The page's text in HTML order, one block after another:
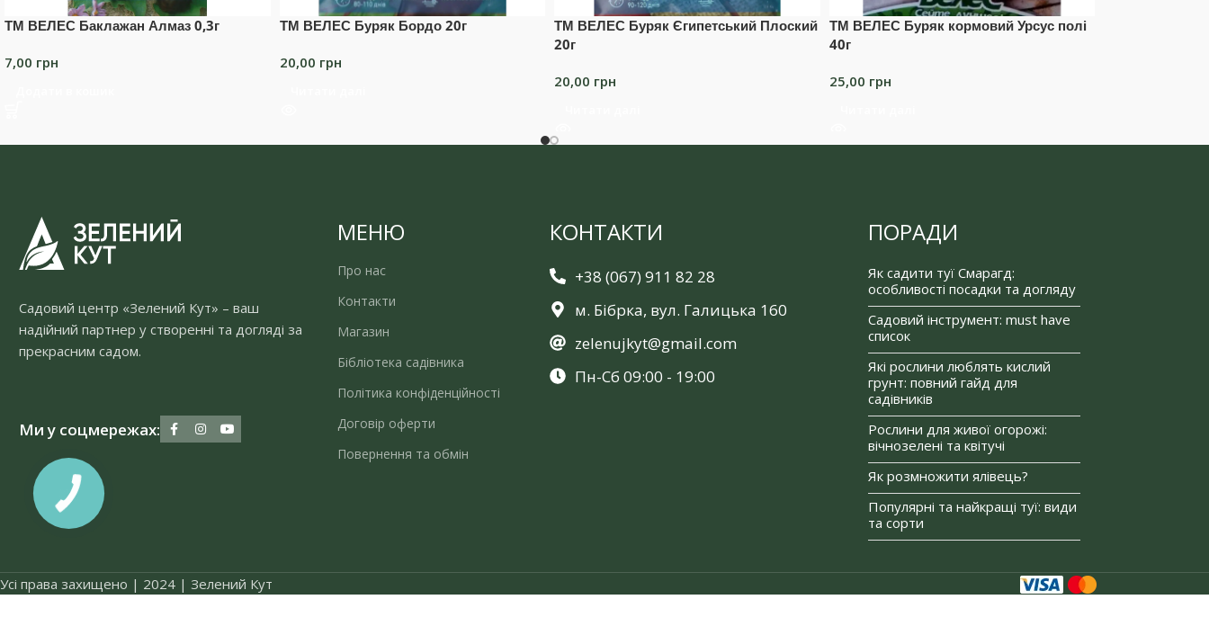
ТМ ВЕЛЕС Баклажан Алмаз 0,3г
7,00 грн
ТМ ВЕЛЕС Буряк Бордо 20г
20,00 грн
ТМ ВЕЛЕС Буряк Єгипетський Плоский
20г
20,00 грн
ТМ ВЕЛЕС Буряк кормовий Урсус полі
40г
25,00 грн
Садовий центр «Зелений Кут» – ваш
надійний партнер у створенні та догляді за
прекрасним садом.
Ми у соцмережах:
МЕНЮ
Про нас
Контакти
Магазин
Бібліотека садівника
Політика конфіденційності
Договір оферти
Повернення та обмін
КОНТАКТИ
+38 (067) 911 82 28
м. Бібрка, вул. Галицька 160
zelenujkyt@gmail.com
Пн-Сб 09:00 - 19:00
ПОРАДИ
Як садити туї Смарагд:
особливості посадки та догляду
Садовий інструмент: must have
список
Які рослини люблять кислий
грунт: повний гайд для
садівників
Рослини для живої огорожі:
вічнозелені та квітучі
Як розмножити ялівець?
Популярні та найкращі туї: види
та сорти
Усі права захищено | 2024 | Зелений Кут